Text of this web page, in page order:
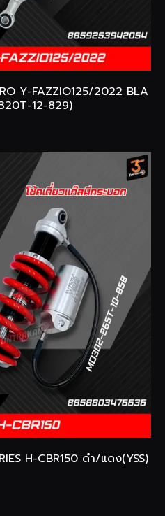
Y-FAZZIO125/2022 BLA
12-829)
H-CBR150 ดำ/แดง(YSS)